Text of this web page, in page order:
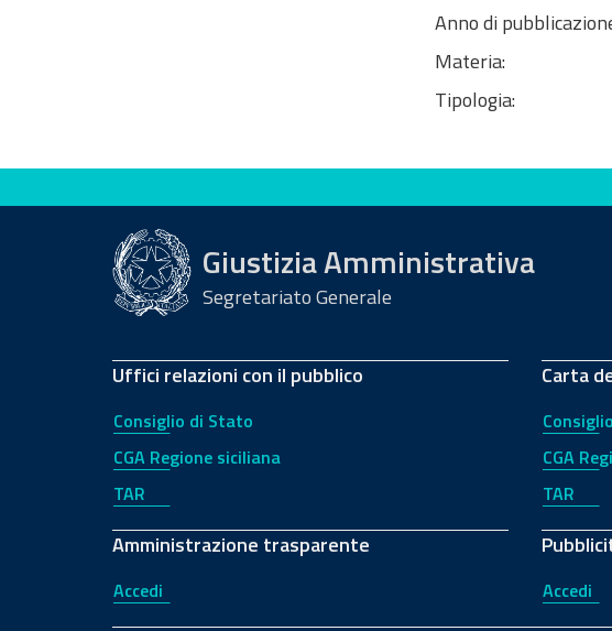
Anno di
Materia:
Tipologia:
Valuta questo sito
Giustizia Amministrativa
Segretariato Generale
Uffici relazioni con il pubblico
Consiglio di Stato
CGA Regione siciliana
TAR
Amministrazione trasparente
Accedi
Carta
CGA
TAR
Accedi